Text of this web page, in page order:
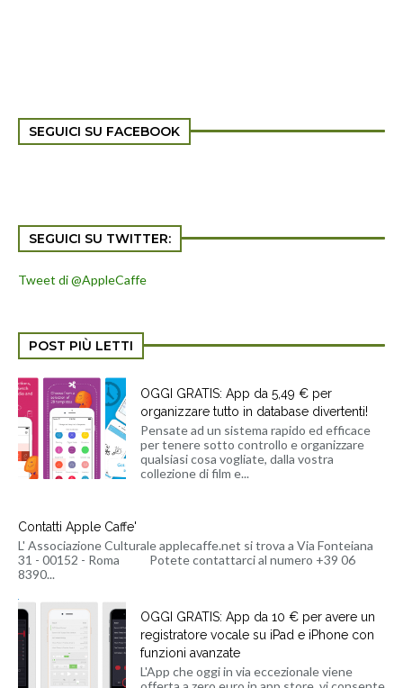
SEGUICI SU FACEBOOK
SEGUICI SU TWITTER:
Tweet di @AppleCaffe
POST PIÙ LETTI
OGGI GRATIS: App da 5,49 € per
organizzare tutto in database divertenti!
Pensate ad un sistema rapido ed efficace
per tenere sotto controllo e organizzare
qualsiasi cosa vogliate, dalla vostra
collezione di film e...
Contatti Apple Caffe'
L' Associazione Culturale applecaffe.net si trova a Via Fonteiana
31 - 00152 - Roma Potete contattarci al numero +39 06
8390...
OGGI GRATIS: App da 10 € per avere un
registratore vocale su iPad e iPhone con
funzioni avanzate
L'App che oggi in via eccezionale viene